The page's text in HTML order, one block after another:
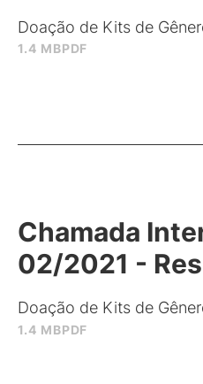
1.4 MBPDF
Doação de Kits de
1.4 MBPDF
Chamada
02/2021 -
Doação de Kits de